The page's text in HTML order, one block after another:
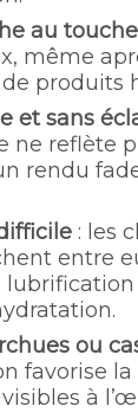
au
même
produits
et sans
ne reflète
rendu
: les
entre
ou
favorise
à